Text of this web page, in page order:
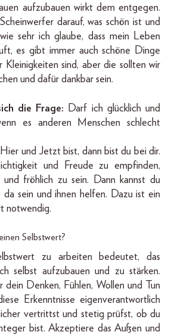
aufzubauen wirkt dem entgegen.
darauf, was schön ist und
sehr ich glaube, dass mein Leben
es gibt immer auch schöne Dinge
Kleinigkeiten sind, aber die sollten wir
und dafür dankbar sein.
die Frage: Darf ich glücklich und
es anderen Menschen schlecht
und Jetzt bist, dann bist du bei dir.
und Freude zu empfinden,
fröhlich zu sein. Dann kannst du
da sein und ihnen helfen. Dazu ist ein
notwendig.
Selbstwert?
zu arbeiten bedeutet, das
selbst aufzubauen und zu stärken.
dein Denken, Fühlen, Wollen und Tun
Erkenntnisse eigenverantwortlich
vertrittst und stetig prüfst, ob du
bist. Akzeptiere das Außen und